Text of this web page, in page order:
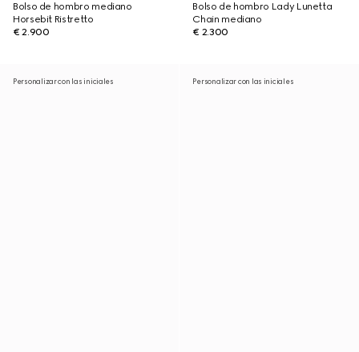
Bolso de hombro mediano
Horsebit Ristretto
€ 2.900
Bolso de hombro Lady Lunetta
Chain mediano
€ 2.300
Personalizar con las iniciales Personalizar con las iniciales